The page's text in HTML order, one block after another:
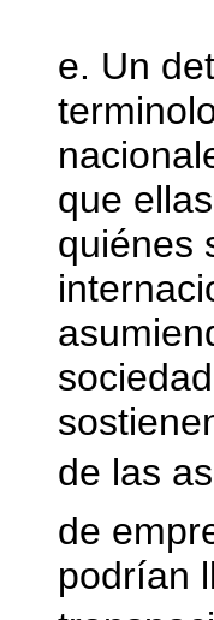
e. Un
que
quiénes
de las
de
podrían